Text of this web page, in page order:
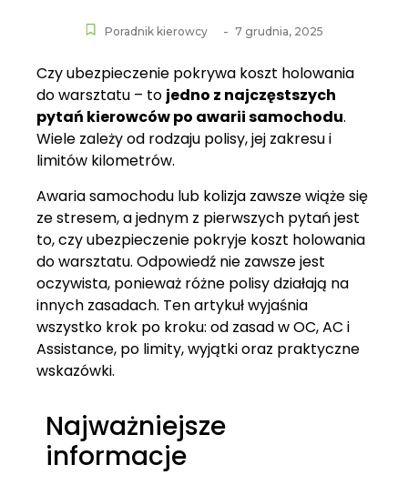
Poradnik kierowcy - 7 grudnia, 2025
Czy ubezpieczenie pokrywa koszt holowania
do warsztatu – to jedno z najczęstszych
pytań kierowców po awarii samochodu.
Wiele zależy od rodzaju polisy, jej zakresu i
limitów kilometrów.
Awaria samochodu lub kolizja zawsze wiąże się
ze stresem, a jednym z pierwszych pytań jest
to, czy ubezpieczenie pokryje koszt holowania
do warsztatu. Odpowiedź nie zawsze jest
oczywista, ponieważ różne polisy działają na
innych zasadach. Ten artykuł wyjaśnia
wszystko krok po kroku: od zasad w OC, AC i
Assistance, po limity, wyjątki oraz praktyczne
wskazówki.
Najważniejsze
informacje